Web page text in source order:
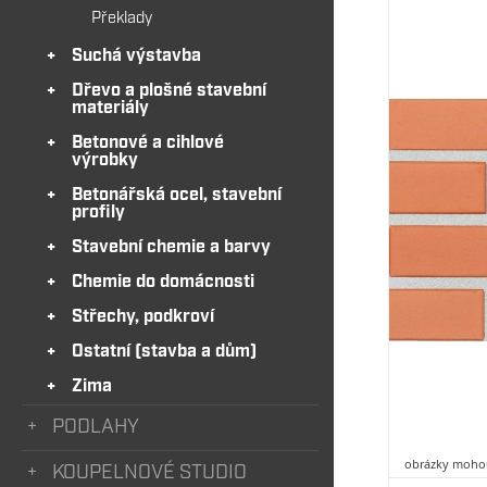
Překlady
Suchá výstavba
Dřevo a plošné stavební
materiály
Betonové a cihlové
výrobky
Betonářská ocel, stavební
profily
Stavební chemie a barvy
Chemie do domácnosti
Střechy, podkroví
Ostatní (stavba a dům)
Zima
PODLAHY
KOUPELNOVÉ STUDIO obrázky